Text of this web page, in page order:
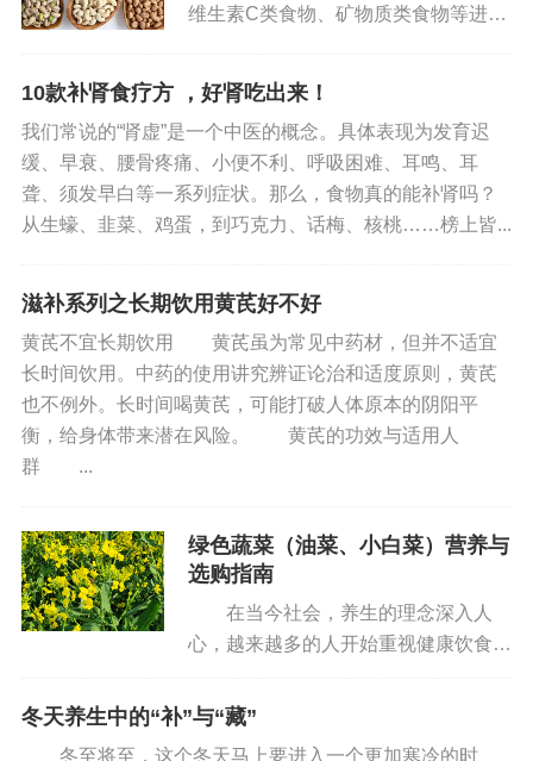
膀胱经，是阳经之海。通过推拿、艾灸的方法激发
食疗补血：血虚明显者，可以多吃养血补血的
食物和药物。比如当归，它是女性调理身体的圣
推荐两个手脚冰凉对症的中医方子
内服方：当归6克、大枣10克、桂枝6克、赤芍6
克、细辛3克、炙甘草6克、通草5克。煎煮后服用，
记得分次服用哦！
灵仙20克、细辛20克。浸泡30分钟后煎煮40分钟，
用药水温泡四肢。注意水温不要太高，时间控制在3
0分钟内就好啦！
忽视哦！通过适量运动、多晒太阳、食疗补血和中
医方子等方法，我们可以改善手脚冰凉的情况，让
维生素C类食物、矿物质类食物等进行
体所需的能量和营养，有助于增强免疫
力。2.维生素C类食物柑橘类...
10款补肾食疗方 ，好肾吃出来！
我们常说的“肾虚”是一个中医的概念。具体表现为发育迟
缓、早衰、腰骨疼痛、小便不利、呼吸困难、耳鸣、耳
聋、须发早白等一系列症状。那么，食物真的能补肾吗？
从生蠔、韭菜、鸡蛋，到巧克力、话梅、核桃……榜上皆...
滋补系列之长期饮用黄芪好不好
黄芪不宜长期饮用 黄芪虽为常见中药材，但并不适宜
长时间饮用。中药的使用讲究辨证论治和适度原则，黄芪
也不例外。长时间喝黄芪，可能打破人体原本的阴阳平
衡，给身体带来潜在风险。 黄芪的功效与适用人
群 ...
绿色蔬菜（油菜、小白菜）营养与
选购指南
在当今社会，养生的理念深入人
心，越来越多的人开始重视健康饮食。
客。长期食用绿色蔬菜，能为人体提供
冬天养生中的“补”与“藏”
冬至将至，这个冬天马上要进入一个更加寒冷的时